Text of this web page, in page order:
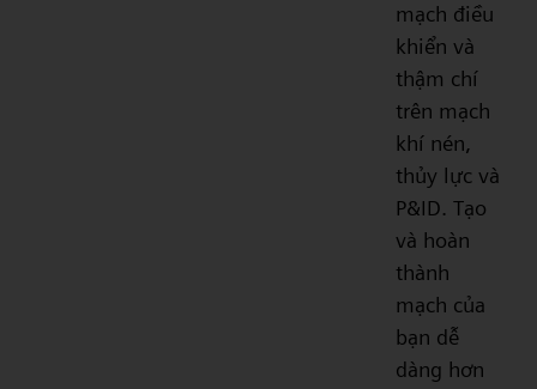
mạch điều
khiển và
thậm chí
trên mạch
khí nén,
thủy lực và
P&ID. Tạo
và hoàn
thành
mạch của
bạn dễ
dàng hơn